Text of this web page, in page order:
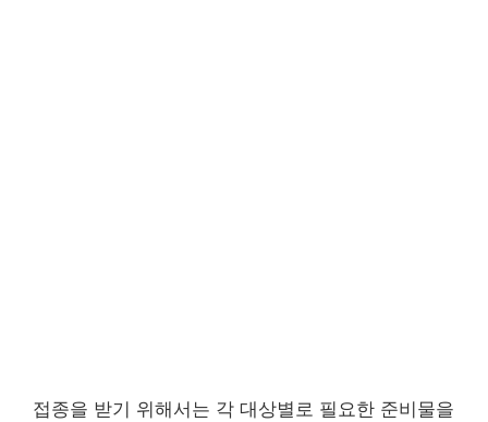
접종을 받기 위해서는 각 대상별로 필요한 준비물을